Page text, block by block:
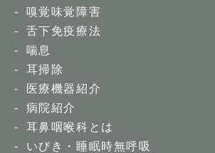
嗅覚味覚障害
舌下免疫療法
喘息
耳掃除
医療機器紹介
病院紹介
耳鼻咽喉科とは
いびき・睡眠時無呼吸